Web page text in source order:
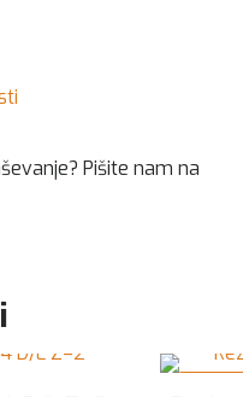
Pišite nam na